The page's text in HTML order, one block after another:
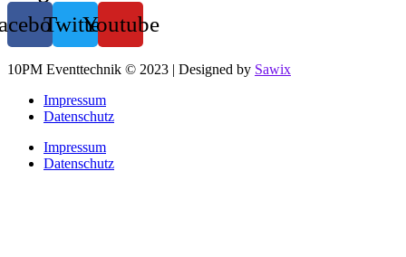
TwitterYoutube
10PM Eventtechnik © 2023 | Designed by Sawix
Impressum
Datenschutz
Impressum
Datenschutz